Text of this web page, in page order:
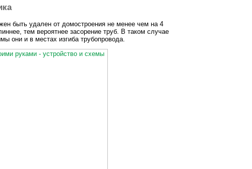
быть удален от домостроения не менее чем на 4
тем вероятнее засорение труб. В таком случае
они и в местах изгиба трубопровода.